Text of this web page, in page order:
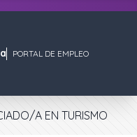
PORTAL DE EMPLEO
A EN TURISMO